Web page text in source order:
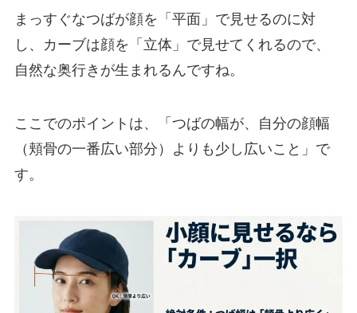
まっすぐなつばが顔を「平面」で見せるのに対
し、カーブは顔を「立体」で見せてくれるので、
自然な奥行きが生まれるんですね。
ここでのポイントは、「つばの幅が、自分の顔幅
（頬骨の一番広い部分）よりも少し広いこと」で
す。